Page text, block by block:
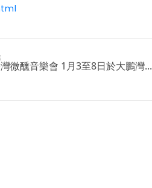
微醺音樂會 1月3至8日於大鵬灣...